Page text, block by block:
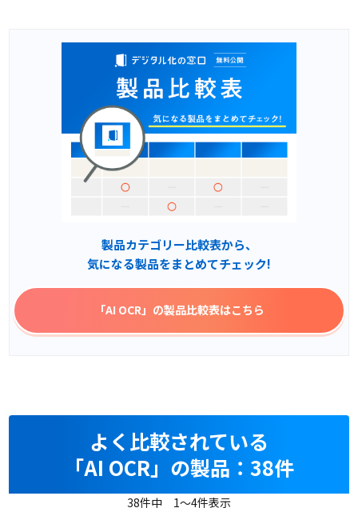
製品カテゴリー比較表から、
気になる製品をまとめてチェック!
「AI OCR」 の製品比較表はこちら
よく比較されている
「AI OCR」の製品：38件
38件中 1～4件表示